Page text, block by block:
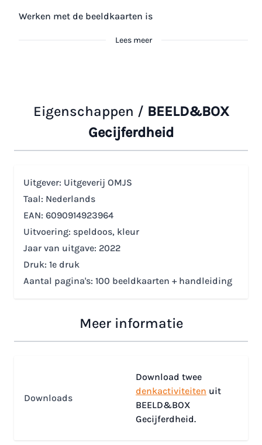
Werken met de beeldkaarten is
Lees meer
Eigenschappen / BEELD&BOX
Gecijferdheid
Uitgever: Uitgeverij OMJS
Taal: Nederlands
EAN: 6090914923964
Uitvoering: speldoos, kleur
Jaar van uitgave: 2022
Druk: 1e druk
Aantal pagina's: 100 beeldkaarten + handleiding
Meer informatie
Downloads
Download twee
denkactiviteiten uit
BEELD&BOX
Gecijferdheid.